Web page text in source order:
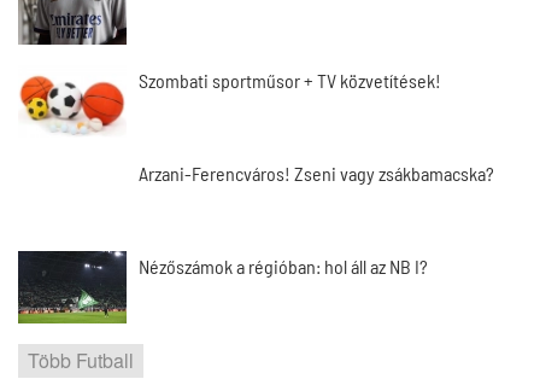
Szombati sportműsor + TV közvetítések!
Arzani-Ferencváros! Zseni vagy zsákbamacska?
Nézőszámok a régióban: hol áll az NB I?
Több Futball